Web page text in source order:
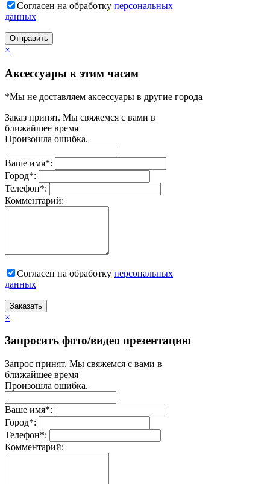
Согласен на обработку персональныx
данных
Отправить
×
Аксессуары к этим часам
*Мы не доставляем аксессуары в другие города
Заказ принят. Мы свяжемся с вами в
ближайшее время
Произошла ошибка.
Ваше имя*:
Город*:
Телефон*:
Комментарий:
Согласен на обработку персональныx
данных
Заказать
×
Запросить фото/видео презентацию
Запрос принят. Мы свяжемся с вами в
ближайшее время
Произошла ошибка.
Ваше имя*:
Город*:
Телефон*:
Комментарий: